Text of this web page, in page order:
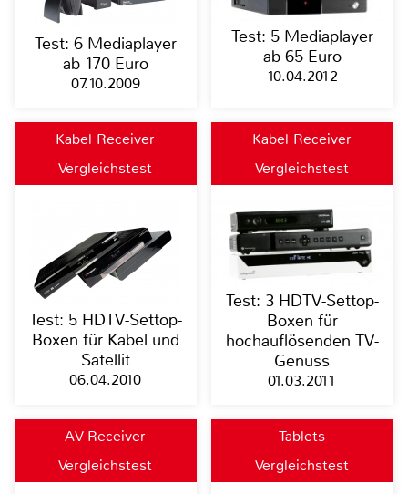
Test: 6 Mediaplayer
ab 170 Euro
07.10.2009
Test: 5 Mediaplayer
ab 65 Euro
10.04.2012
Kabel Receiver
Vergleichstest
Test: 5 HDTV-Settop-
Boxen für Kabel und
Satellit
06.04.2010
Kabel Receiver
Vergleichstest
Test: 3 HDTV-Settop-
Boxen für
hochauflösenden TV-
Genuss
01.03.2011
AV-Receiver
Vergleichstest
Tablets
Vergleichstest